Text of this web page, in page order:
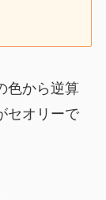
色から逆算
セオリーで